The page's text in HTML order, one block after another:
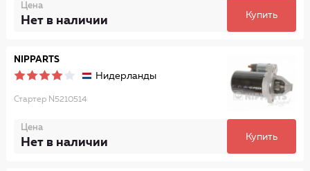
Цена
Нет в наличии Купить
NIPPARTS
Нидерланды
Стартер N5210514
Цена
Нет в наличии Купить